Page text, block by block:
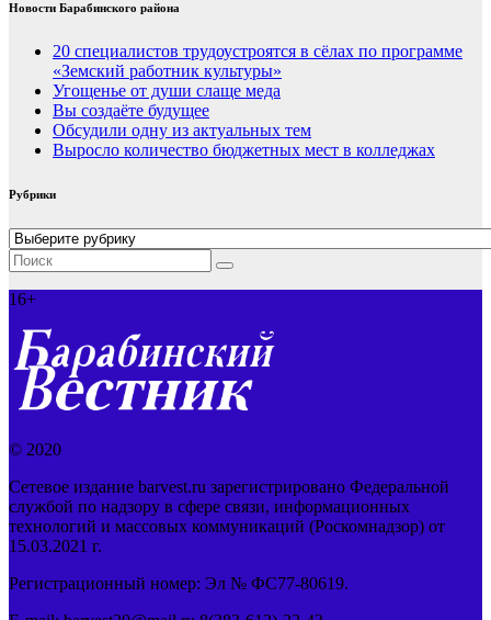
Новости Барабинского района
20 специалистов трудоустроятся в сёлах по программе
«Земский работник культуры»
Угощенье от души слаще меда
Вы создаёте будущее
Обсудили одну из актуальных тем
Выросло количество бюджетных мест в колледжах
Рубрики
Рубрики
16+
© 2020
Сетевое издание barvest.ru зарегистрировано Федеральной
службой по надзору в сфере связи, информационных
технологий и массовых коммуникаций (Роскомнадзор) от
15.03.2021 г.
Регистрационный номер: Эл № ФС77-80619.